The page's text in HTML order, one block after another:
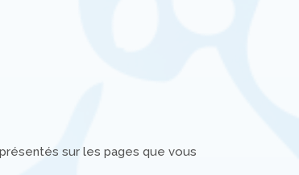
sur les pages que vous